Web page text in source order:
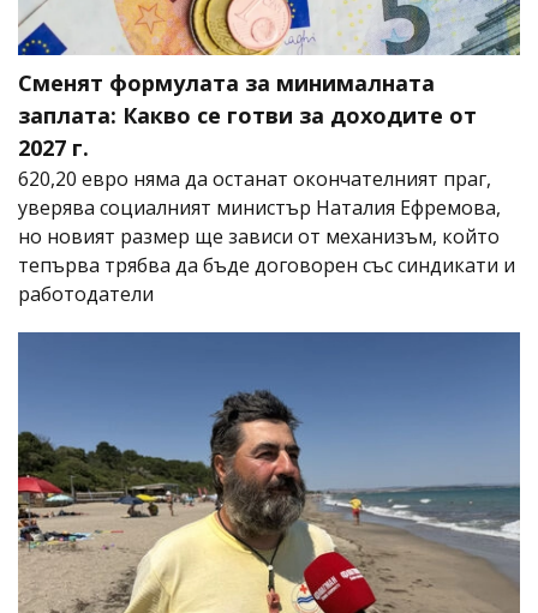
Сменят формулата за минималната
заплата: Какво се готви за доходите от
2027 г.
620,20 евро няма да останат окончателният праг,
уверява социалният министър Наталия Ефремова,
но новият размер ще зависи от механизъм, който
тепърва трябва да бъде договорен със синдикати и
работодатели